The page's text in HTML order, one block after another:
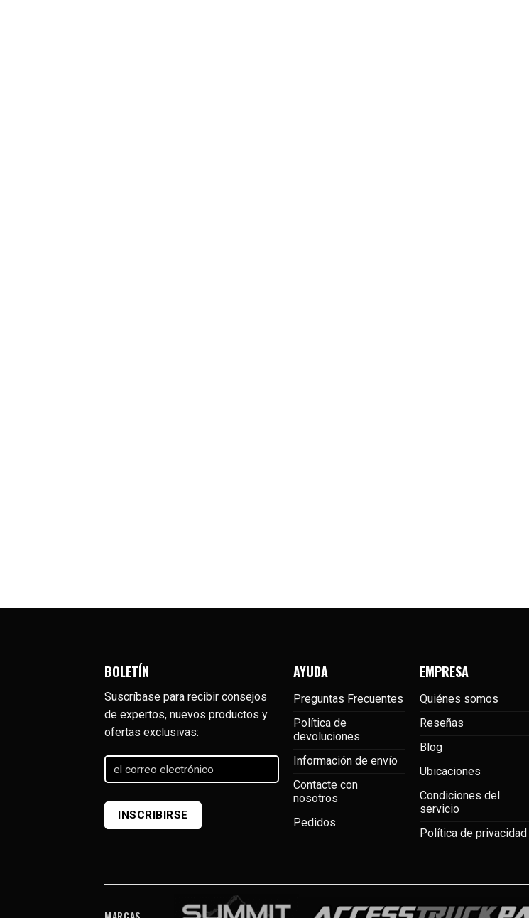
BOLETÍN
Suscríbase para recibir consejos
de expertos, nuevos productos y
ofertas exclusivas:
correo
INSCRIBIRSE
AYUDA
Preguntas Frecuentes
Política de
devoluciones
Información de envío
Contacte con
nosotros
Pedidos
EMPRESA
Quiénes somos
Reseñas
Blog
Ubicaciones
Condiciones del
servicio
Política de privacidad